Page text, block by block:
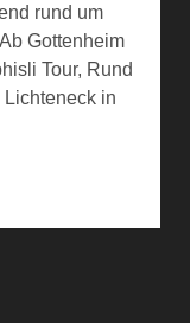
rund um
Gottenheim
Tour, Rund
in